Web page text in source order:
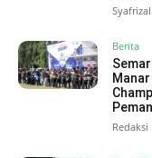
Berita
Redaksi